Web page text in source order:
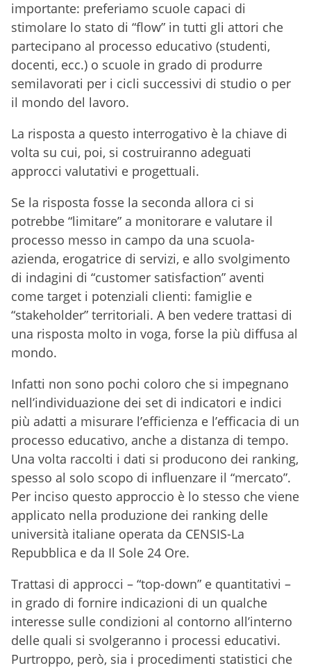
importante: preferiamo scuole capaci di
stimolare lo stato di “flow” in tutti gli attori che
partecipano al processo educativo (studenti,
docenti, ecc.) o scuole in grado di produrre
semilavorati per i cicli successivi di studio o per
il mondo del lavoro.
La risposta a questo interrogativo è la chiave di
volta su cui, poi, si costruiranno adeguati
approcci valutativi e progettuali.
Se la risposta fosse la seconda allora ci si
potrebbe “limitare” a monitorare e valutare il
processo messo in campo da una scuola-
azienda, erogatrice di servizi, e allo svolgimento
di indagini di “customer satisfaction” aventi
come target i potenziali clienti: famiglie e
“stakeholder” territoriali. A ben vedere trattasi di
una risposta molto in voga, forse la più diffusa al
mondo.
Infatti non sono pochi coloro che si impegnano
nell’individuazione dei set di indicatori e indici
più adatti a misurare l’efficienza e l’efficacia di un
processo educativo, anche a distanza di tempo.
Una volta raccolti i dati si producono dei ranking,
spesso al solo scopo di influenzare il “mercato”.
Per inciso questo approccio è lo stesso che viene
applicato nella produzione dei ranking delle
università italiane operata da CENSIS-La
Repubblica e da Il Sole 24 Ore.
Trattasi di approcci – “top-down” e quantitativi –
in grado di fornire indicazioni di un qualche
interesse sulle condizioni al contorno all’interno
delle quali si svolgeranno i processi educativi.
Purtroppo, però, sia i procedimenti statistici che